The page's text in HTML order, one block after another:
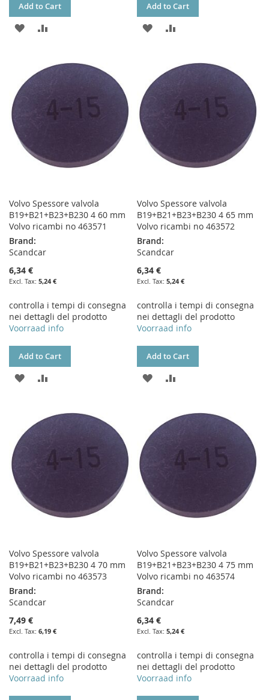
Add to Cart
ADD
WISHCOMPARE
Add to Cart
ADD
WISHCOMPARE
Volvo Spessore valvola
B19+B21+B23+B230 4 60 mm
Volvo ricambi no 463571
Brand:
Scandcar
6,34 €
5,24 €
controlla i tempi di consegna
nei dettagli del prodotto
Voorraad info
Add to Cart
ADD
WISHCOMPARE
Volvo Spessore valvola
B19+B21+B23+B230 4 65 mm
Volvo ricambi no 463572
Brand:
Scandcar
6,34 €
5,24 €
controlla i tempi di consegna
nei dettagli del prodotto
Voorraad info
Add to Cart
ADD
WISHCOMPARE
Volvo Spessore valvola
B19+B21+B23+B230 4 70 mm
Volvo ricambi no 463573
Brand:
Scandcar
7,49 €
6,19 €
controlla i tempi di consegna
nei dettagli del prodotto
Voorraad info
Volvo Spessore valvola
B19+B21+B23+B230 4 75 mm
Volvo ricambi no 463574
Brand:
Scandcar
6,34 €
5,24 €
controlla i tempi di consegna
nei dettagli del prodotto
Voorraad info